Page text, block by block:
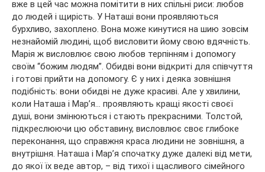
вже в цей час можна помітити в них спільні риси: любов
до людей і щирість. У Наташі вони проявляються
бурхливо, захоплено. Вона може кинутися на шию зовсім
незнайомій людині, щоб висловити йому свою вдячність.
Марія ж висловлює свою любов терпінням і допомогу
своїм “божим людям”. Обидві вони відкриті для співчуття
і готові прийти на допомогу. Є у них і деяка зовнішня
подібність: вони обидві не дуже красиві. Але у хвилини,
коли Наташа і Мар’я… проявляють кращі якості своєї
душі, вони змінюються і стають прекрасними. Толстой,
підкреслюючи цю обставину, висловлює своє глибоке
переконання, що справжня краса людини не зовнішня, а
внутрішня. Наташа і Мар’я спочатку дуже далекі від мети,
до якої їх веде автор, – від тихої і щасливого сімейного